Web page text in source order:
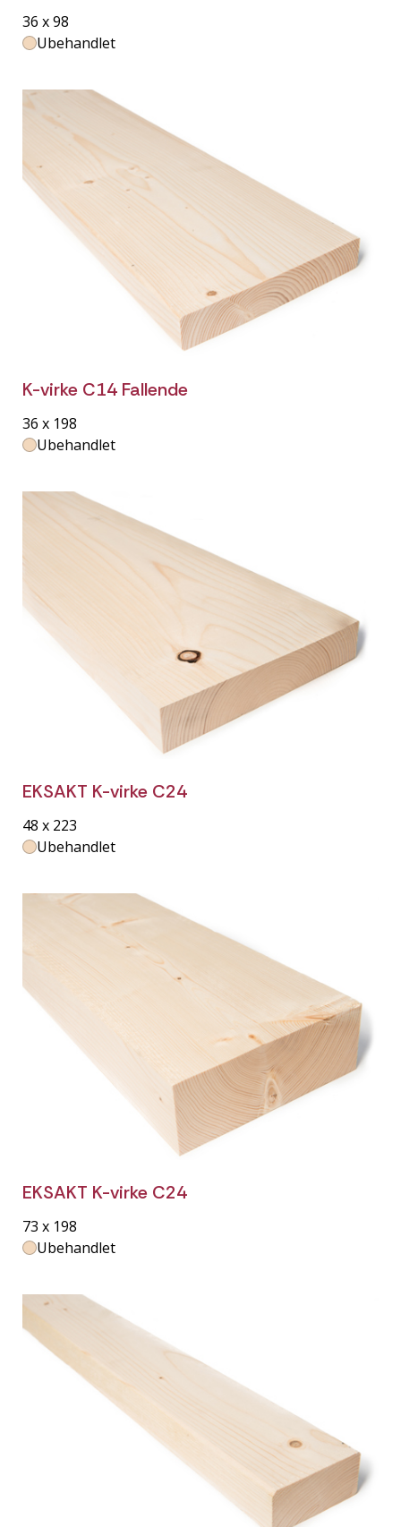
36 x 98
Ubehandlet
K-virke C14 Fallende
36 x 198
Ubehandlet
EKSAKT K-virke C24
48 x 223
Ubehandlet
EKSAKT K-virke C24
73 x 198
Ubehandlet